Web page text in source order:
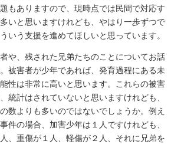
もありますので、現時点では民間で対応す
いと思いますけれども、やはり一歩ずつで
いう支援を進めてほしいと思っています。
や、残された兄弟たちのことについてお話
被害者が少年であれば、発育過程にある未
性は非常に高いと思います。これらの被害
統計はされていないと思いますけれども、
数よりも多いのではないでしょうか。例え
件の場合、加害少年は１人ですけれども、
、重傷が１人、軽傷が２人、それに兄弟を